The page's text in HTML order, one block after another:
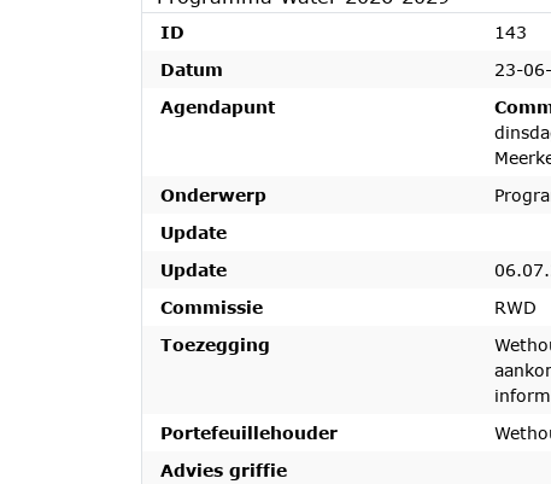
ID
143
Datum
23-
Agendapunt
Onderwerp
Update
Update
Commissie
RWD
Toezegging
Portefeuillehouder
Advies griffie